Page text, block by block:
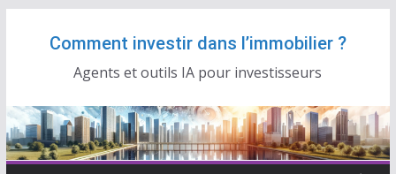
Comment investir dans l’immobilier ?
Agents et outils IA pour investisseurs